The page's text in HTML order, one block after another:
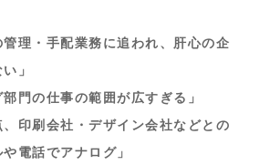
管理・手配業務に追われ、肝心の企
」
部門の仕事の範囲が広すぎる」
、印刷会社・デザイン会社などとの
電話でアナログ」